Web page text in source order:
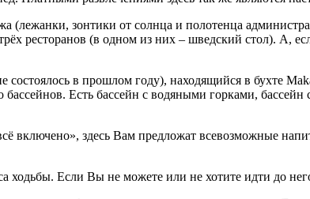
зонтики от солнца и полотенца
ресторанов (в одном из них – шведский стол). А,
состоялось в прошлом году), находящийся в бухте
бассейнов. Есть бассейн с водяными горками,
включено», здесь Вам предложат всевозможные
ходьбы. Если Вы не можете или не хотите идти до